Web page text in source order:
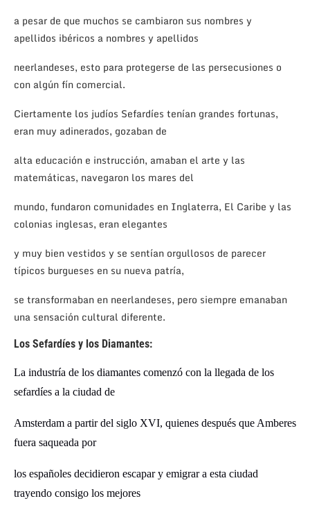
a pesar de que muchos se cambiaron sus nombres y
apellidos ibéricos a nombres y apellidos
neerlandeses, esto para protegerse de las persecusiones o
con algún fín comercial.
Ciertamente los judíos Sefardíes tenían grandes fortunas,
eran muy adinerados, gozaban de
alta educación e instrucción, amaban el arte y las
matemáticas, navegaron los mares del
mundo, fundaron comunidades en Inglaterra, El Caribe y las
colonias inglesas, eran elegantes
y muy bien vestidos y se sentían orgullosos de parecer
típicos burgueses en su nueva patría,
se transformaban en neerlandeses, pero siempre emanaban
una sensación cultural diferente.
Los Sefardíes y los Diamantes:
La industría de los diamantes comenzó con la llegada de los
sefardíes a la ciudad de
Amsterdam a partirdel siglo XVI, quienes después que Amberes
fuera saqueada por
los españoles decidieron escapary emigrar a esta ciudad
trayendo consigo los mejores